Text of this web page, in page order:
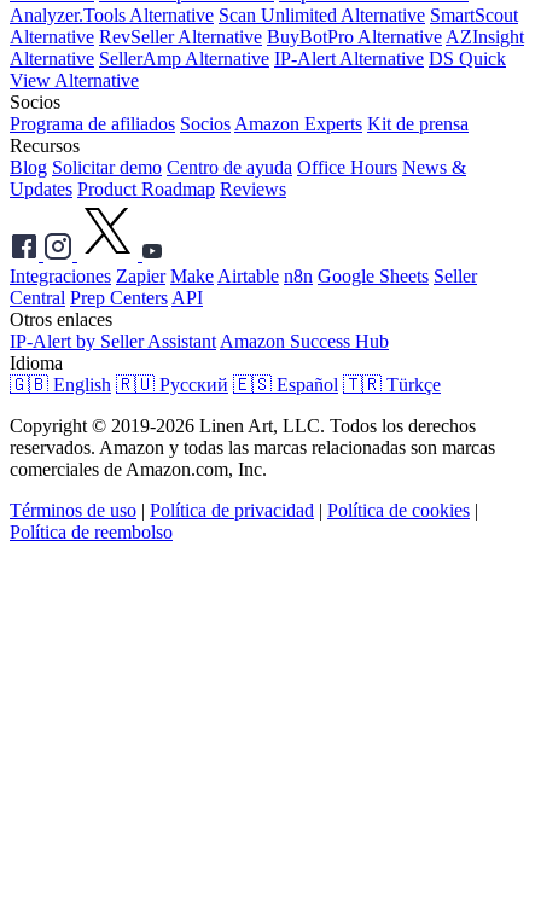
Analyzer.Tools Alternative Scan Unlimited Alternative SmartScout
Alternative RevSeller Alternative BuyBotPro Alternative AZInsight
Alternative SellerAmp Alternative IP-Alert Alternative DS Quick
View Alternative
Socios
Programa de afiliados Socios Amazon Experts Kit de prensa
Recursos
Blog Solicitar demo Centro de ayuda Office Hours News &
Updates Product Roadmap Reviews
Integraciones Zapier Make Airtable n8n Google Sheets Seller
Central Prep Centers API
Otros enlaces
IP-Alert by Seller Assistant Amazon Success Hub
Idioma
🇬🇧 English 🇷🇺 Русский 🇪🇸 Español 🇹🇷 Türkçe
Copyright © 2019-2026 Linen Art, LLC. Todos los derechos
reservados. Amazon y todas las marcas relacionadas son marcas
comerciales de Amazon.com, Inc.
Términos de uso | Política de privacidad | Política de cookies |
Política de reembolso